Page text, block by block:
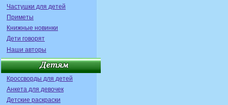
Частушки для детей
Приметы
Книжные новинки
Дети говорят
Наши авторы
Кроссворды для детей
Анкета для девочек
Детские раскраски